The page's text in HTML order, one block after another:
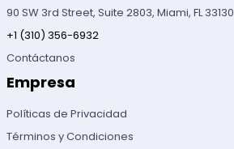
90 SW 3rd Street, Suite 2803, Miami, FL 33130
+1 (310) 356-6932
Contáctanos
Empresa
Políticas de Privacidad
Términos y Condiciones